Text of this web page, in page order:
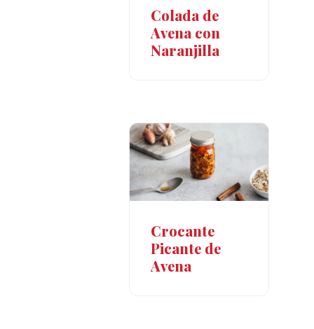
Colada de
Avena con
Naranjilla
Crocante
Picante de
Avena